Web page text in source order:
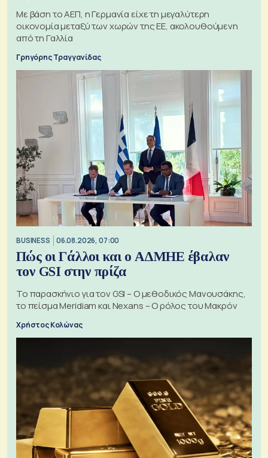
Με βάση το ΑΕΠ, η Γερμανία είχε τη μεγαλύτερη
οικονομία μεταξύ των χωρών της ΕΕ, ακολουθούμενη
από τη Γαλλία
Γρηγόρης Τραγγανίδας
BUSINESS 06.08.2026, 07:00
Πώς οι Γάλλοι και ο ΑΔΜΗΕ έβαλαν
τον GSI στην πρίζα
Το παρασκήνιο για τον GSI – Ο μεθοδικός Μανουσάκης,
το πείσμα Meridiam και Nexans – Ο ρόλος του Μακρόν
Χρήστος Κολώνας